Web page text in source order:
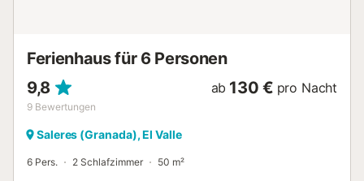
Ferienhaus für 6 Personen
9,8
9 Bewertungen
ab 130 € pro Nacht
Saleres (Granada), El Valle
6 Pers. 2 Schlafzimmer 50 m²